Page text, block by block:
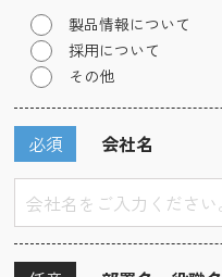
製品情報について
採用について
その他
会社名
必須